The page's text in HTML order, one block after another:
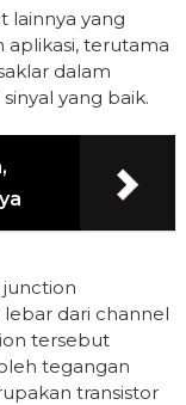
lainnya yang
terutama
dalam
yang baik.
junction
dari channel
tersebut
tegangan
transistor